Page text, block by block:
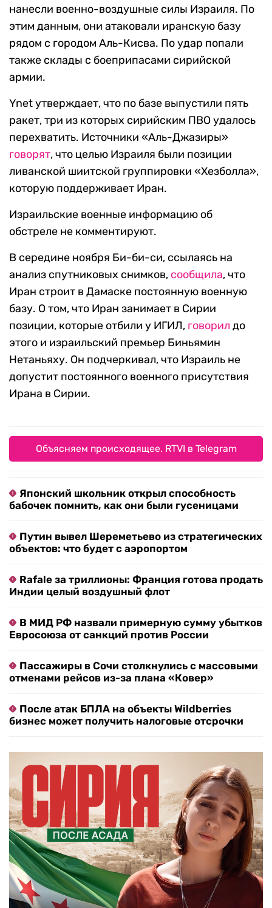
нанесли военно-воздушные силы Израиля. По
этим данным, они атаковали иранскую базу
рядом с городом Аль-Кисва. По удар попали
также склады с боеприпасами сирийской
армии.
Ynet утверждает, что по базе выпустили пять
ракет, три из которых сирийским ПВО удалось
перехватить. Источники «Аль-Джазиры»
говорят, что целью Израиля были позиции
ливанской шиитской группировки «Хезболла»,
которую поддерживает Иран.
Израильские военные информацию об
обстреле не комментируют.
В середине ноября Би-би-си, ссылаясь на
анализ спутниковых снимков, сообщила, что
Иран строит в Дамаске постоянную военную
базу. О том, что Иран занимает в Сирии
позиции, которые отбили у ИГИЛ, говорил до
этого и израильский премьер Биньямин
Нетаньяху. Он подчеркивал, что Израиль не
допустит постоянного военного присутствия
Ирана в Сирии.
Объясняем происходящее. RTVI в Telegram
Японский школьник открыл способность
бабочек помнить, как они были гусеницами
Путин вывел Шереметьево из стратегических
объектов: что будет с аэропортом
Rafale за триллионы: Франция готова продать
Индии целый воздушный флот
В МИД РФ назвали примерную сумму убытков
Евросоюза от санкций против России
Пассажиры в Сочи столкнулись с массовыми
отменами рейсов из-за плана «Ковер»
После атак БПЛА на объекты Wildberries
бизнес может получить налоговые отсрочки